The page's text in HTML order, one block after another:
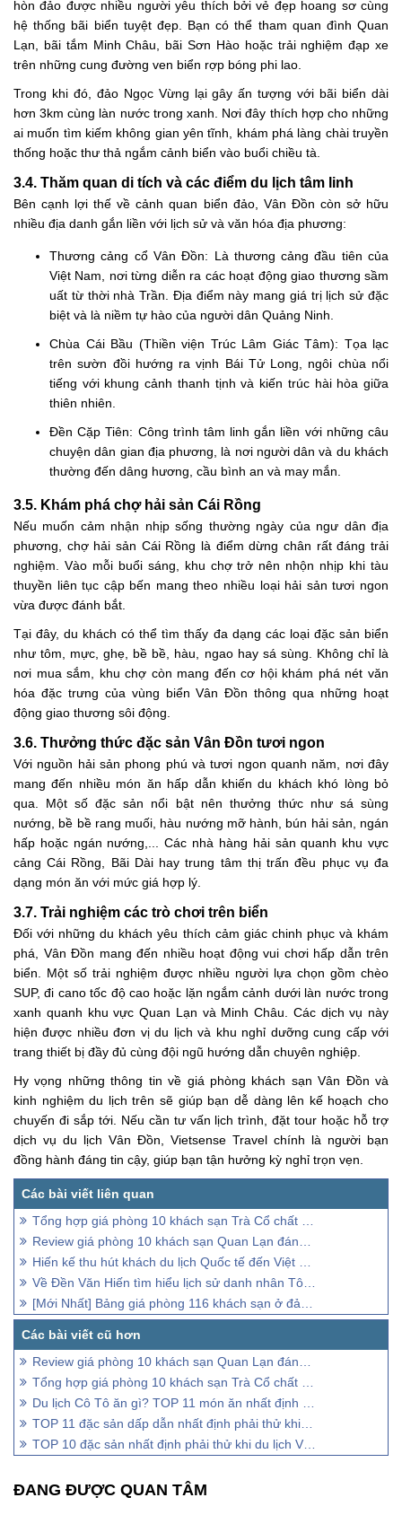
hòn đảo được nhiều người yêu thích bởi vẻ đẹp hoang sơ cùng
hệ thống bãi biển tuyệt đẹp. Bạn có thể tham quan đình Quan
Lạn, bãi tắm Minh Châu, bãi Sơn Hào hoặc trải nghiệm đạp xe
trên những cung đường ven biển rợp bóng phi lao.
Trong khi đó, đảo Ngọc Vừng lại gây ấn tượng với bãi biển dài
hơn 3km cùng làn nước trong xanh. Nơi đây thích hợp cho những
ai muốn tìm kiếm không gian yên tĩnh, khám phá làng chài truyền
thống hoặc thư thả ngắm cảnh biển vào buổi chiều tà.
3.4. Thăm quan di tích và các điểm du lịch tâm linh
Bên cạnh lợi thế về cảnh quan biển đảo, Vân Đồn còn sở hữu
nhiều địa danh gắn liền với lịch sử và văn hóa địa phương:
Thương cảng cổ Vân Đồn: Là thương cảng đầu tiên của
Việt Nam, nơi từng diễn ra các hoạt động giao thương sầm
uất từ thời nhà Trần. Địa điểm này mang giá trị lịch sử đặc
biệt và là niềm tự hào của người dân Quảng Ninh.
Chùa Cái Bầu (Thiền viện Trúc Lâm Giác Tâm): Tọa lạc
trên sườn đồi hướng ra vịnh Bái Tử Long, ngôi chùa nổi
tiếng với khung cảnh thanh tịnh và kiến trúc hài hòa giữa
thiên nhiên.
Đền Cặp Tiên: Công trình tâm linh gắn liền với những câu
chuyện dân gian địa phương, là nơi người dân và du khách
thường đến dâng hương, cầu bình an và may mắn.
3.5. Khám phá chợ hải sản Cái Rồng
Nếu muốn cảm nhận nhịp sống thường ngày của ngư dân địa
phương, chợ hải sản Cái Rồng là điểm dừng chân rất đáng trải
nghiệm. Vào mỗi buổi sáng, khu chợ trở nên nhộn nhịp khi tàu
thuyền liên tục cập bến mang theo nhiều loại hải sản tươi ngon
vừa được đánh bắt.
Tại đây, du khách có thể tìm thấy đa dạng các loại đặc sản biển
như tôm, mực, ghẹ, bề bề, hàu, ngao hay sá sùng. Không chỉ là
nơi mua sắm, khu chợ còn mang đến cơ hội khám phá nét văn
hóa đặc trưng của vùng biển Vân Đồn thông qua những hoạt
động giao thương sôi động.
3.6. Thưởng thức đặc sản Vân Đồn tươi ngon
Với nguồn hải sản phong phú và tươi ngon quanh năm, nơi đây
mang đến nhiều món ăn hấp dẫn khiến du khách khó lòng bỏ
qua. Một số đặc sản nổi bật nên thưởng thức như sá sùng
nướng, bề bề rang muối, hàu nướng mỡ hành, bún hải sản, ngán
hấp hoặc ngán nướng,... Các nhà hàng hải sản quanh khu vực
cảng Cái Rồng, Bãi Dài hay trung tâm thị trấn đều phục vụ đa
dạng món ăn với mức giá hợp lý.
3.7. Trải nghiệm các trò chơi trên biển
Đối với những du khách yêu thích cảm giác chinh phục và khám
phá, Vân Đồn mang đến nhiều hoạt động vui chơi hấp dẫn trên
biển. Một số trải nghiệm được nhiều người lựa chọn gồm chèo
SUP, đi cano tốc độ cao hoặc lặn ngắm cảnh dưới làn nước trong
xanh quanh khu vực Quan Lạn và Minh Châu. Các dịch vụ này
hiện được nhiều đơn vị du lịch và khu nghỉ dưỡng cung cấp với
trang thiết bị đầy đủ cùng đội ngũ hướng dẫn chuyên nghiệp.
Hy vọng những thông tin về giá phòng khách sạn Vân Đồn và
kinh nghiệm du lịch trên sẽ giúp bạn dễ dàng lên kế hoạch cho
chuyến đi sắp tới. Nếu cần tư vấn lịch trình, đặt tour hoặc hỗ trợ
dịch vụ du lịch Vân Đồn, Vietsense Travel chính là người bạn
đồng hành đáng tin cậy, giúp bạn tận hưởng kỳ nghỉ trọn vẹn.
Tổng hợp giá phòng 10 khách sạn Trà Cổ chất lượng nhất
Review giá phòng 10 khách sạn Quan Lạn đáng trải nghiệm nhất
Hiến kế thu hút khách du lịch Quốc tế đến Việt Nam
Về Đền Văn Hiến tìm hiểu lịch sử danh nhân Tô Hiến Thành
[Mới Nhất] Bảng giá phòng 116 khách sạn ở đảo Cô Tô mùa hè 2026
Review giá phòng 10 khách sạn Quan Lạn đáng trải nghiệm nhất
Tổng hợp giá phòng 10 khách sạn Trà Cổ chất lượng nhất
Du lịch Cô Tô ăn gì? TOP 11 món ăn nhất định phải thử
TOP 11 đặc sản dấp dẫn nhất định phải thử khi đến Quan Lạn
TOP 10 đặc sản nhất định phải thử khi du lịch Vân Đồn
ĐANG ĐƯỢC QUAN TÂM